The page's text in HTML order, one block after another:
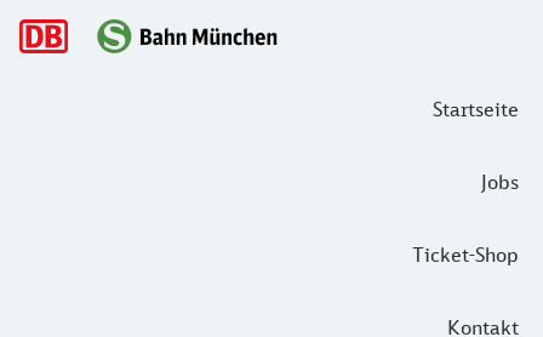
Startseite
Jobs
Ticket-Shop
Kontakt
Hauptnavigation